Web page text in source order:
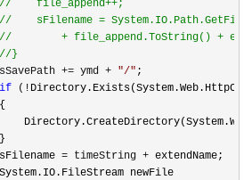
//
    file_append++;
//
sFilename =
//
+ file_append.ToString() +
//}
+= ymd +
"/" ;
if (!
= timeString + extendName;
newFile